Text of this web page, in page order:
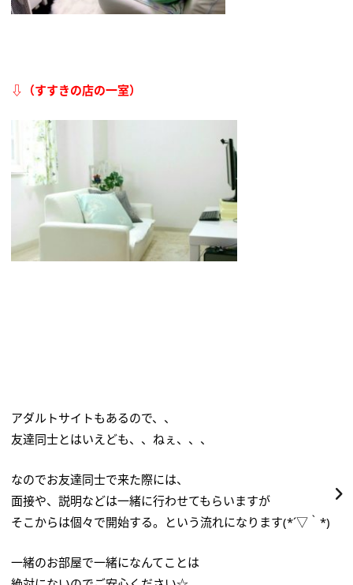
⇩（すすきの店の一室）
アダルトサイトもあるので、、
友達同士とはいえども、、ねぇ、、、
なのでお友達同士で来た際には、
面接や、説明などは一緒に行わせてもらいますが
そこからは個々で開始する。という流れになります(*´▽｀*)
一緒のお部屋で一緒になんてことは